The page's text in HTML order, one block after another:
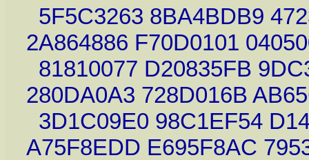
5F5C3263 8BA4BDB9
2A864886 F70D0101
81810077 D20835FB
280DA0A3 728D016B
3D1C09E0 98C1EF54
A75F8EDD E695F8AC